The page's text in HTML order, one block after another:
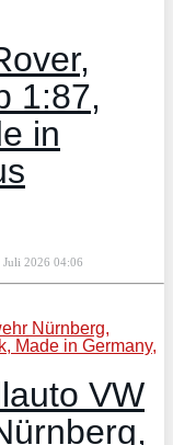
1:87,
in
Juli 2026 04:06
VW